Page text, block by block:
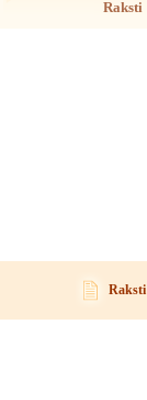
Raksti
Raksti